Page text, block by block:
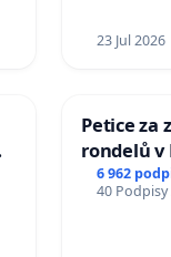
23 Jul 2026
Petice za
rondelů v
6 962
40